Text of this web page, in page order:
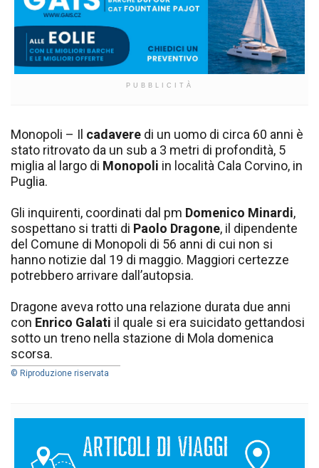
PUBBLICITÀ
Monopoli – Il cadavere di un uomo di circa 60 anni è
stato ritrovato da un sub a 3 metri di profondità, 5
miglia al largo di Monopoli in località Cala Corvino, in
Puglia.
Gli inquirenti, coordinati dal pm Domenico Minardi,
sospettano si tratti di Paolo Dragone, il dipendente
del Comune di Monopoli di 56 anni di cui non si
hanno notizie dal 19 di maggio. Maggiori certezze
potrebbero arrivare dall’autopsia.
Dragone aveva rotto una relazione durata due anni
con Enrico Galati il quale si era suicidato gettandosi
sotto un treno nella stazione di Mola domenica
scorsa.
© Riproduzione riservata